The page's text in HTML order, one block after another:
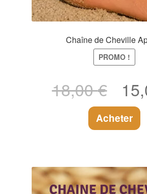
Chaîne de Cheville
PROMO !
18,00€ Le
prix
initial
était :
Acheter